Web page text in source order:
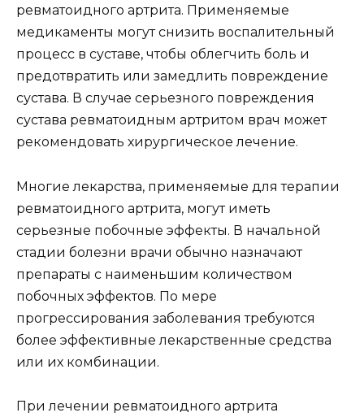
ревматоидного артрита. Применяемые
медикаменты могут снизить воспалительный
процесс в суставе, чтобы облегчить боль и
предотвратить или замедлить повреждение
сустава. В случае серьезного повреждения
сустава ревматоидным артритом врач может
рекомендовать хирургическое лечение.
Многие лекарства, применяемые для терапии
ревматоидного артрита, могут иметь
серьезные побочные эффекты. В начальной
стадии болезни врачи обычно назначают
препараты с наименьшим количеством
побочных эффектов. По мере
прогрессирования заболевания требуются
более эффективные лекарственные средства
или их комбинации.
При лечении ревматоидного артрита